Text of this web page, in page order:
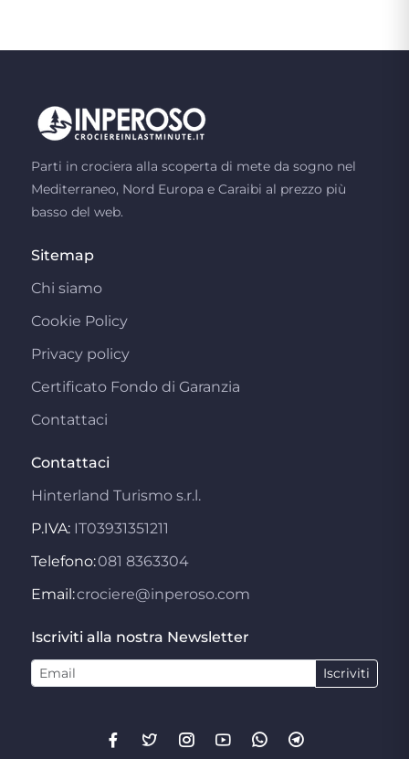
Parti in crociera alla scoperta di mete da sogno nel
Mediterraneo, Nord Europa e Caraibi al prezzo più
basso del web.
Sitemap
Chi siamo
Cookie Policy
Privacy policy
Certificato Fondo di Garanzia
Contattaci
Contattaci
Hinterland Turismo s.r.l.
P.IVA: IT03931351211
Telefono:081 8363304
Email:crociere@inperoso.com
Iscriviti alla nostra Newsletter
Iscriviti